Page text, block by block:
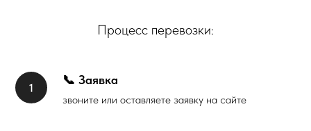
Процесс перевозки:
📞 Заявка
звоните или оставляете заявку на сайте